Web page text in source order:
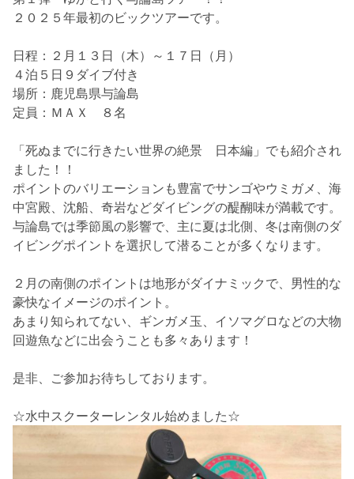
２０２５年最初のビックツアーです。
日程：２月１３日（木）～１７日（月）
４泊５日９ダイブ付き
場所：鹿児島県与論島
定員：ＭＡＸ ８名
「死ぬまでに行きたい世界の絶景 日本編」 でも紹介され
ました！！
ポイントのバリエーションも豊富でサンゴやウミガメ、海
中宮殿、沈船、奇岩などダイビングの醍醐味が満載です。
与論島では季節風の影響で、主に夏は北側、冬は南側のダ
イビングポイントを選択して潜ることが多くなります。
２月の南側のポイントは地形がダイナミックで、男性的な
豪快なイメージのポイント。
あまり知られてない、 ギンガメ玉、イソマグロなどの大物
回遊魚などに出会うことも多々あります！
是非、ご参加お待ちしております。
☆水中スクーターレンタル始めました☆